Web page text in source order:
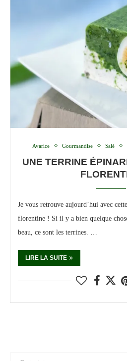
Avarice Gourmandise Salé
UNE TERRINE
Je vous retrouve aujourd’hui avec
florentine ! Si il y a bien quelque
beau, ce sont les terrines. …
LIRE LA SUITE